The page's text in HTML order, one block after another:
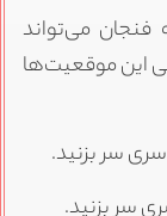
می‌تواند
این موقعیت‌ها
سر بزنید.
سر بزنید.